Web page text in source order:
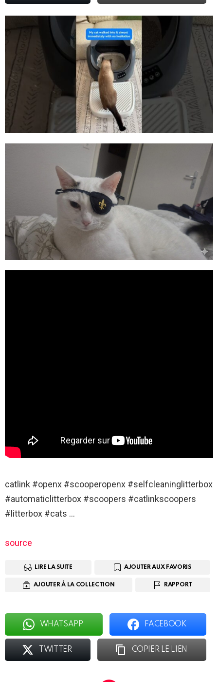
catlink #openx #scooperopenx #selfcleaninglitterbox
#automaticlitterbox #scoopers #catlinkscoopers
#litterbox #cats …
source
LIRE LA SUITE AJOUTER AUX FAVORIS
AJOUTER À LA COLLECTION RAPPORT
WHATSAPP FACEBOOK
TWITTER COPIER LE LIEN